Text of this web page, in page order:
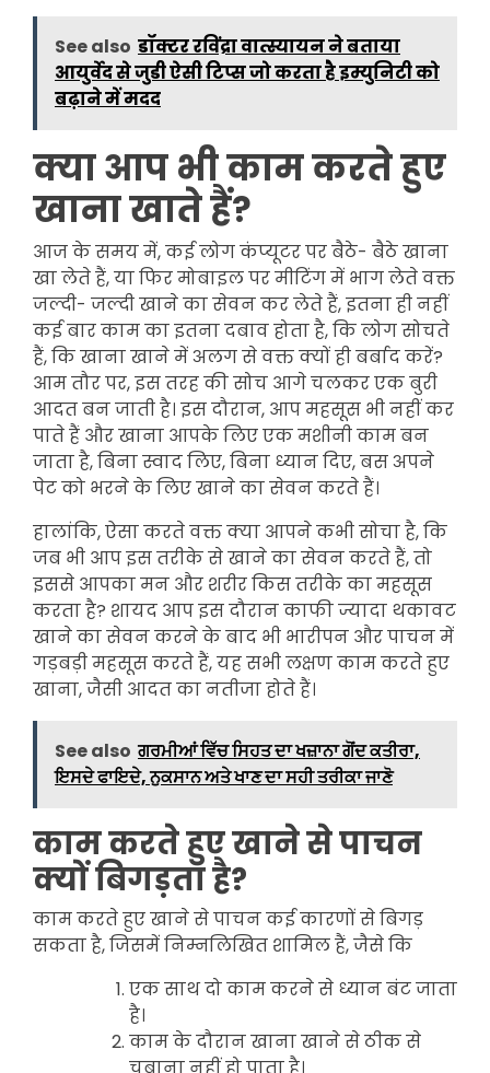
See also डॉक्टर रविंद्रा वात्स्यायन ने बताया
आयुर्वेद से जुडी ऐसी टिप्स जो करता है इम्युनिटी को
बढ़ाने में मदद
क्या आप भी काम करते हुए
खाना खाते हैं?
आज के समय में, कई लोग कंप्यूटर पर बैठे- बैठे खाना
खा लेते हैं, या फिर मोबाइल पर मीटिंग में भाग लेते वक्त
जल्दी- जल्दी खाने का सेवन कर लेते हैं, इतना ही नहीं
कई बार काम का इतना दबाव होता है, कि लोग सोचते
हैं, कि खाना खाने में अलग से वक्त क्यों ही बर्बाद करें?
आम तौर पर, इस तरह की सोच आगे चलकर एक बुरी
आदत बन जाती है। इस दौरान, आप महसूस भी नहीं कर
पाते हैं और खाना आपके लिए एक मशीनी काम बन
जाता है, बिना स्वाद लिए, बिना ध्यान दिए, बस अपने
पेट को भरने के लिए खाने का सेवन करते हैं।
हालांकि, ऐसा करते वक्त क्या आपने कभी सोचा है, कि
जब भी आप इस तरीके से खाने का सेवन करते हैं, तो
इससे आपका मन और शरीर किस तरीके का महसूस
करता है? शायद आप इस दौरान काफी ज्यादा थकावट
खाने का सेवन करने के बाद भी भारीपन और पाचन में
गड़बड़ी महसूस करते हैं, यह सभी लक्षण काम करते हुए
खाना, जैसी आदत का नतीजा होते हैं।
See also ਗਰਮੀਆਂ ਵਿੱਚ ਸਿਹਤ ਦਾ ਖਜ਼ਾਨਾ ਗੋਂਦ ਕਤੀਰਾ,
ਇਸਦੇ ਫਾਇਦੇ, ਨੁਕਸਾਨ ਅਤੇ ਖਾਣ ਦਾ ਸਹੀ ਤਰੀਕਾ ਜਾਣੋ
काम करते हुए खाने से पाचन
क्यों बिगड़ता है?
काम करते हुए खाने से पाचन कई कारणों से बिगड़
सकता है, जिसमें निम्नलिखित शामिल हैं, जैसे कि
एक साथ दो काम करने से ध्यान बंट जाता
है।
काम के दौरान खाना खाने से ठीक से